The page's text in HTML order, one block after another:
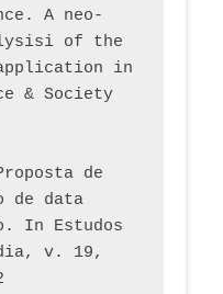
A neo-
of the
in
& Society
de
de data
In Estudos
v. 19,